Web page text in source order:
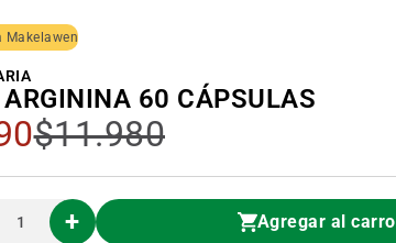
$11.980
60 CÁPSULAS
Makelawen
Agregar al carro